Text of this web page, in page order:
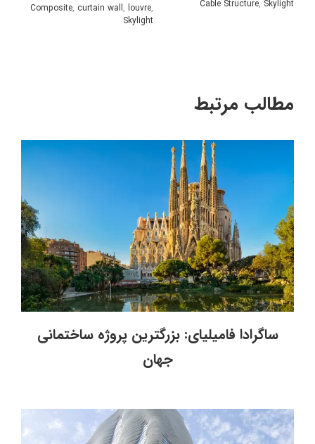
Cable Structure, Skylight
Composite, curtain wall, louvre,
Skylight
مطالب مرتبط
ساگرادا فامیلیای: بزرگترین پروژه ساختمانی
جهان